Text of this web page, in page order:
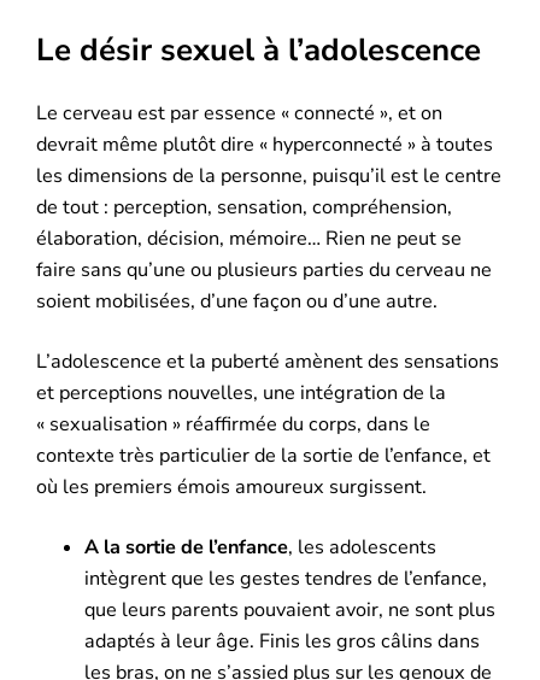
Le désir sexuel à l’adolescence
Le cerveau est par essence « connecté », et on
devrait même plutôt dire « hyperconnecté » à toutes
les dimensions de la personne, puisqu’il est le centre
de tout : perception, sensation, compréhension,
élaboration, décision, mémoire… Rien ne peut se
faire sans qu’une ou plusieurs parties du cerveau ne
soient mobilisées, d’une façon ou d’une autre.
L’adolescence et la puberté amènent des sensations
et perceptions nouvelles, une intégration de la
« sexualisation » réaffirmée du corps, dans le
contexte très particulier de la sortie de l’enfance, et
où les premiers émois amoureux surgissent.
A la sortie de l’enfance, les adolescents
intègrent que les gestes tendres de l’enfance,
que leurs parents pouvaient avoir, ne sont plus
adaptés à leur âge. Finis les gros câlins dans
les bras, on ne s’assied plus sur les genoux de